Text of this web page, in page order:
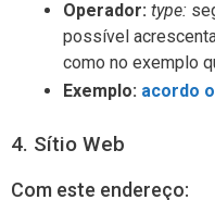
Operador: type:
possível
como no exemplo
Exemplo: acordo
4. Sítio Web
Com este endereço: